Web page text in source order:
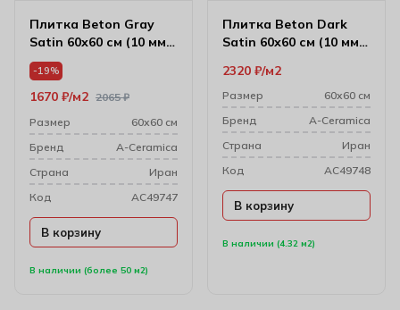
Плитка Beton Gray
Satin 60х60 см (10 мм)
Ac64821
В наличии (более 50 м2)
-19%
2065₽
1670 ₽ м2
Размер
60х60 см
Бренд
A-Ceramica
Cтрана
Иран
Код
AC49747
В корзину
Плитка Beton Dark
Satin 60х60 см (10 мм)
В наличии (4.32 м2)
2320 ₽ м2
Размер
60х60 см
Бренд
A-Ceramica
Cтрана
Иран
Код
AC49748
В корзину